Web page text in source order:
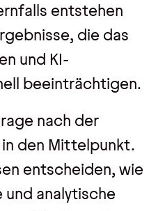
entstehen
die das
und KI-
beeinträchtigen.
nach der
den Mittelpunkt.
entscheiden, wie
und analytische